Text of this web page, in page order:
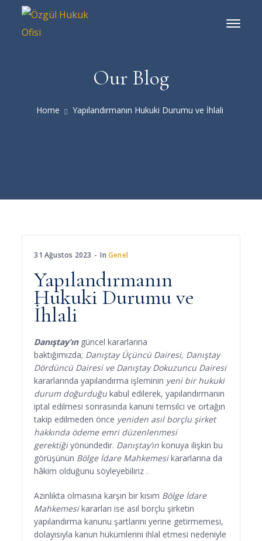
Our Blog
Home Yapılandırmanın Hukuki Durumu ve İhlali
31 Ağustos 2023 InGenel
Yapılandırmanın
Hukuki Durumu ve
İhlali
Danıştay’ıngüncel kararlarına
baktığımızda; Danıştay Üçüncü Dairesi, Danıştay
Dördüncü Dairesi ve Danıştay Dokuzuncu Dairesi
kararlarında yapılandırma işleminin yeni bir hukuki
durum doğurduğu kabul edilerek, yapılandırmanın
iptal edilmesi sonrasında kanuni temsilci ve ortağın
takip edilmeden önce yeniden asıl borçlu şirket
hakkında ödeme emri düzenlenmesi
gerektiğiyönündedir. Danıştay’ın konuya ilişkin bu
görüşünün Bölge İdare Mahkemesikararlarına da
hâkim olduğunu söyleyebiliriz .
Azınlıkta olmasına karşın bir kısım Bölge İdare
Mahkemesikararları ise asıl borçlu şirketin
yapılandırma kanunu şartlarını yerine getirmemesi,
dolayısıyla kanun hükümlerini ihlal etmesi nedeniyle